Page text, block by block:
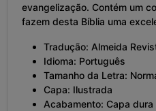
evangelização. Contém um
fazem desta Bíblia uma
Tradução: Almeida
Idioma: Português
Tamanho da Letra:
Capa: Ilustrada
Acabamento: Capa dura